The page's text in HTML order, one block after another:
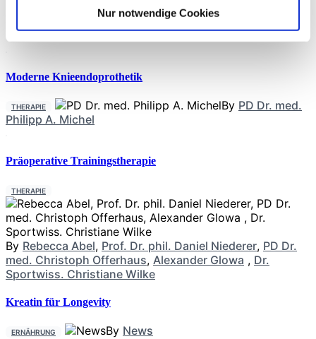
Nur notwendige Cookies
Verbesserung der Stimmung, Stressbewältigung
Moderne Knieendoprothetik
THERAPIE By PD Dr. med.
Philipp A. Michel
Präoperative Trainingstherapie
THERAPIE
By Rebecca Abel, Prof. Dr. phil. Daniel Niederer, PD Dr.
med. Christoph Offerhaus, Alexander Glowa , Dr.
Sportwiss. Christiane Wilke
Kreatin für Longevity
ERNÄHRUNG By News